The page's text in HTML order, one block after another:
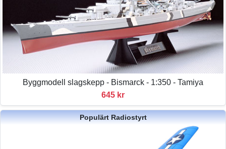
Byggmodell slagskepp - Bismarck - 1:350 - Tamiya
645 kr
Populärt Radiostyrt